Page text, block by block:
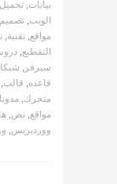
بيانات, تحميل
الويب, تصميم
مواقع, تقنية,
التقطيع,
سيرفر ,
قاعده, قالب,
متحرك,
مواقع, نص,
ووردبريس,